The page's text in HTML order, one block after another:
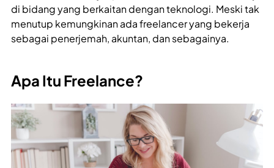
di bidang yang berkaitan dengan teknologi. Meski tak
menutup kemungkinan ada freelancer yang bekerja
sebagai penerjemah, akuntan, dan sebagainya.
Apa Itu Freelance?